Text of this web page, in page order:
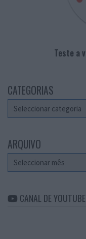
Teste a
CATEGORIAS
Categorias
ARQUIVO
Arquivo
CANAL DE YOUTUBE